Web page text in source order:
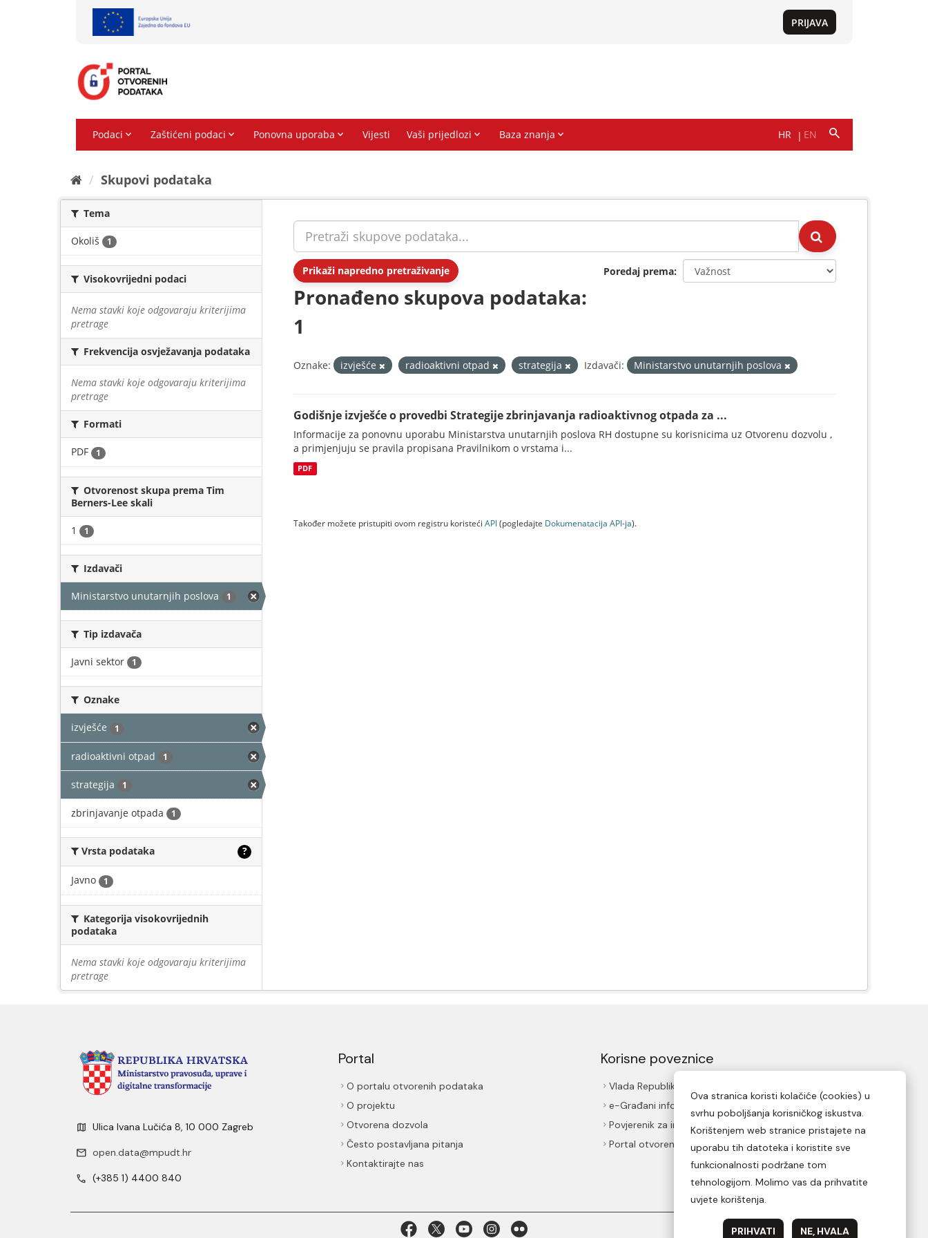
Skupovi podаtаkа
Tema
Okoliš 1
Visokovrijedni podaci
Nema stavki koje odgovaraju kriterijima
pretrage
Frekvencija osvježavanja podataka
Nema stavki koje odgovaraju kriterijima
pretrage
Formati
PDF 1
Otvorenost skupa prema Tim
Berners-Lee skali
1 1
Izdavači
Ministarstvo unutarnjih poslova 1
Tip izdavača
Javni sektor 1
Oznake
izvješće 1
radioaktivni otpad 1
strategija 1
zbrinjavanje otpada 1
Vrsta podataka ?
Javno 1
Kategorija visokovrijednih
podataka
Nema stavki koje odgovaraju kriterijima
pretrage
Prikaži napredno pretraživanje Poredaj prema
Pronađeno skupova podataka:
1
Oznake: izvješće radioaktivni otpad strategija Izdavači: Ministarstvo unutarnjih poslova
Godišnje izvješće o provedbi Strategije zbrinjavanja radioaktivnog otpada za ...
Informacije za ponovnu uporabu Ministarstva unutarnjih poslova RH dostupne su korisnicima uz Otvorenu dozvolu ,
a primjenjuju se pravila propisana Pravilnikom o vrstama i...
PDF
Također možete pristupiti ovom registru koristeći API(pogledajte Dokumenаtаcijа API-jа).